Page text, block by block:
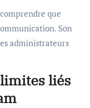
que
Son
administrateurs
liés